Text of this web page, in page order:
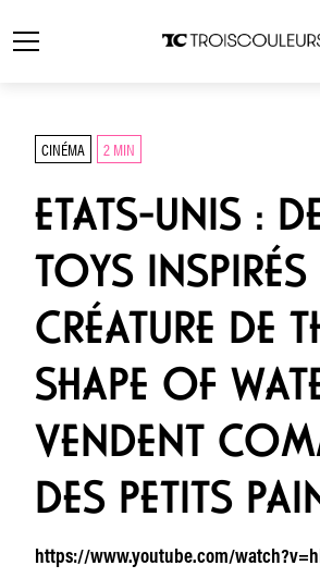
CINÉMA 2 MIN
ETATS-UNIS :
TOYS
CRÉATURE DE
SHAPE OF
VENDENT
DES PETITS
https://www.youtube.com/